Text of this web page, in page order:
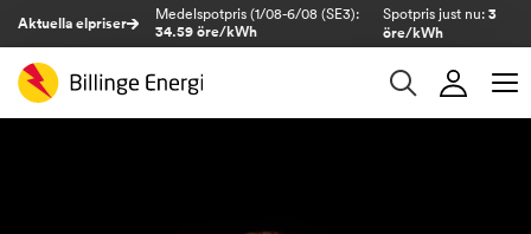
Aktuella elpriser Medelspotpris (1/08-6/08 (SE3):
34.59 öre/kWh
Spotpris just nu:3
öre/kWh